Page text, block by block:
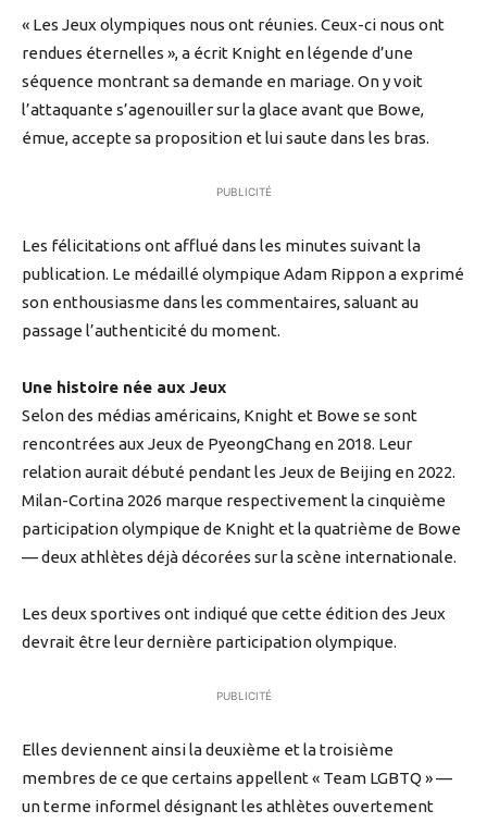
« Les Jeux olympiques nous ont réunies. Ceux-ci nous ont
rendues éternelles », a écrit Knight en légende d’une
séquence montrant sa demande en mariage. On y voit
l’attaquante s’agenouiller sur la glace avant que Bowe,
émue, accepte sa proposition et lui saute dans les bras.
PUBLICITÉ
Les félicitations ont afflué dans les minutes suivant la
publication. Le médaillé olympique Adam Rippon a exprimé
son enthousiasme dans les commentaires, saluant au
passage l’authenticité du moment.
Une histoire née aux Jeux
Selon des médias américains, Knight et Bowe se sont
rencontrées aux Jeux de PyeongChang en 2018. Leur
relation aurait débuté pendant les Jeux de Beijing en 2022.
Milan-Cortina 2026 marque respectivement la cinquième
participation olympique de Knight et la quatrième de Bowe
— deux athlètes déjà décorées sur la scène internationale.
Les deux sportives ont indiqué que cette édition des Jeux
devrait être leur dernière participation olympique.
PUBLICITÉ
Elles deviennent ainsi la deuxième et la troisième
membres de ce que certains appellent « Team LGBTQ » —
un terme informel désignant les athlètes ouvertement